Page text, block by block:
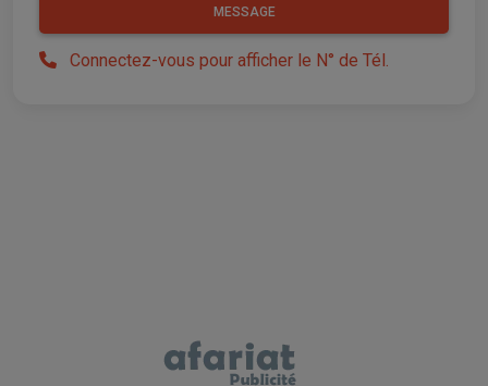
MESSAGE
Connectez-vous pour afficher le N° de Tél.